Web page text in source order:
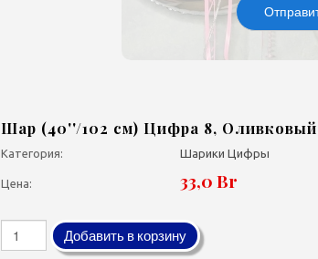
Шар (40''/102 см) Цифра 8,
Категория: Шарики Цифры
Цена: 33,0 Br
Добавить в корзину